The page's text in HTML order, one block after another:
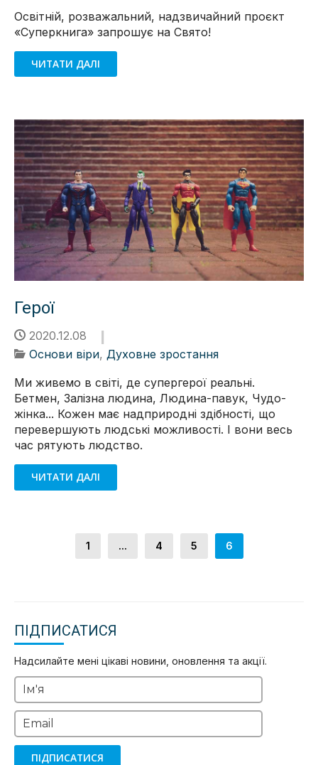
Освітній, розважальний, надзвичайний проєкт
«Суперкнига» запрошує на Свято!
ЧИТАТИ ДАЛІ
Герої
2020.12.08
Основи віри, Духовне зростання
Ми живемо в світі, де супергерої реальні.
Бетмен, Залізна людина, Людина-павук, Чудо-
жінка... Кожен має надприродні здібності, що
перевершують людські можливості. І вони весь
час рятують людство.
ЧИТАТИ ДАЛІ
1 ... 4 5 6
ПІДПИСАТИСЯ
Надсилайте мені цікаві новини, оновлення та акції.
Ім'я
Email
ПІДПИСАТИСЯ